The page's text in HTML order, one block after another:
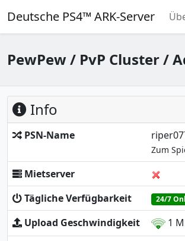
Deutsche PS4™ ARK-Server
PewPew / PvP Cluster /
Info
PSN-Name
Zum
Mietserver
Tägliche Verfügbarkeit
24/7
Upload Geschwindigkeit
1